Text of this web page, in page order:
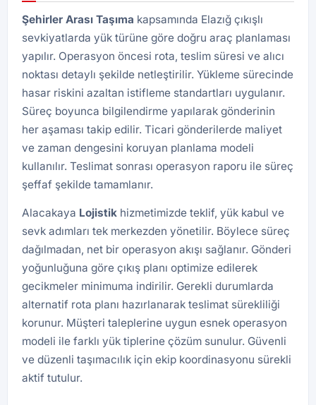
Şehirler Arası Taşıma kapsamında Elazığ çıkışlı
sevkiyatlarda yük türüne göre doğru araç planlaması
yapılır. Operasyon öncesi rota, teslim süresi ve alıcı
noktası detaylı şekilde netleştirilir. Yükleme sürecinde
hasar riskini azaltan istifleme standartları uygulanır.
Süreç boyunca bilgilendirme yapılarak gönderinin
her aşaması takip edilir. Ticari gönderilerde maliyet
ve zaman dengesini koruyan planlama modeli
kullanılır. Teslimat sonrası operasyon raporu ile süreç
şeffaf şekilde tamamlanır.
Alacakaya Lojistik hizmetimizde teklif, yük kabul ve
sevk adımları tek merkezden yönetilir. Böylece süreç
dağılmadan, net bir operasyon akışı sağlanır. Gönderi
yoğunluğuna göre çıkış planı optimize edilerek
gecikmeler minimuma indirilir. Gerekli durumlarda
alternatif rota planı hazırlanarak teslimat sürekliliği
korunur. Müşteri taleplerine uygun esnek operasyon
modeli ile farklı yük tiplerine çözüm sunulur. Güvenli
ve düzenli taşımacılık için ekip koordinasyonu sürekli
aktif tutulur.